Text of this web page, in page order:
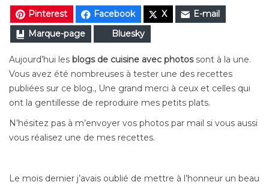
Pinterest Facebook X
E-mail
Marque-page
Bluesky
Aujourd’hui les blogs de cuisine avec photossont à la une.
Vous avez été nombreuses à tester une des recettes
publiées sur ce blog., Une grand merci à ceux et celles qui
ont la gentillesse de reproduire mes petits plats.
N’hésitez pas à m’envoyer vos photos par mail si vous aussi
vous réalisez une de mes recettes.
Le mois dernier j’avais oublié de mettre à l’honneur un beau